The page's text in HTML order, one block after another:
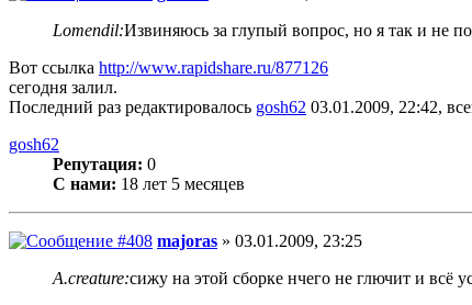
Lomendil:Извиняюсь за глупый вопрос, но я так и не
Вот ссылка http://www.rapidshare.ru/877126
сегодня залил.
Последний раз редактировалось gosh62 03.01.2009, 22:42,
gosh62
Репутация: 0
С нами: 18 лет 5 месяцев
majoras » 03.01.2009, 23:25
A.creature:сижу на этой сборке нчего не глючит и всё